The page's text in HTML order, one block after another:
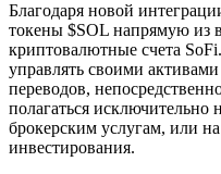
Благодаря новой
токены $SOL напрямую из
криптовалютные счета
управлять своими
переводов,
полагаться исключительно
брокерским услугам, или
инвестирования.